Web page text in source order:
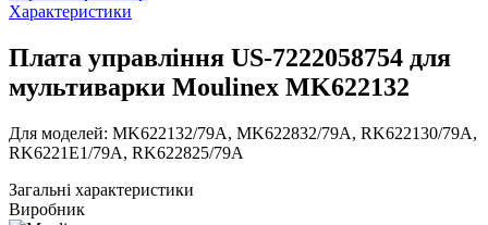
Характеристики
Плата управління US-7222058754 для
мультиварки Moulinex MK622132
Для моделей: MK622132/79A, MK622832/79A, RK622130/79A,
RK6221E1/79A, RK622825/79A
Загальні характеристики
Виробник